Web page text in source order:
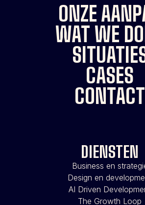
ONZE
WAT WE
CASES
CONTACT
DIENSTEN
Business en
Design en
AI Driven
The Growth Loop